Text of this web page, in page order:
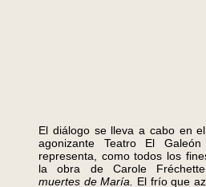
El diálogo se lleva a cabo en
agonizante Teatro El
representa, como todos los
la obra de Carole
muertes de María. El frío que